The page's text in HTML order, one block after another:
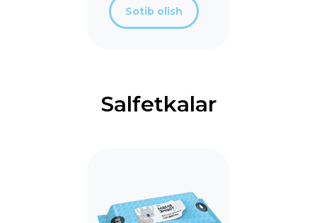
Sotib olish
Salfetkalar